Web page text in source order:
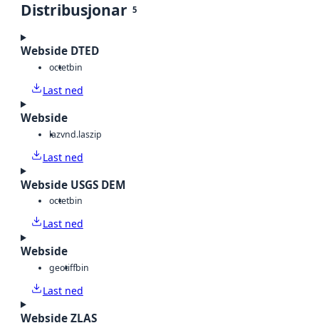
Distribusjonar 5
Webside DTED
octetbin
Last ned
Webside
lazvnd.laszip
Last ned
Webside USGS DEM
octetbin
Last ned
Webside
geotiffbin
Last ned
Webside ZLAS